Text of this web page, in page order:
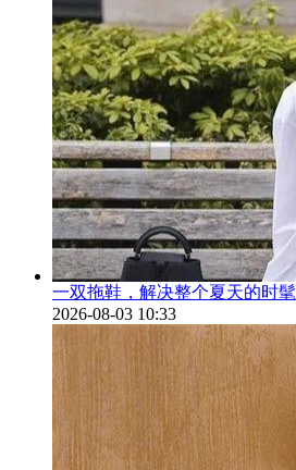
一双拖鞋，解决整个夏天的时髦
2026-08-03 10:33